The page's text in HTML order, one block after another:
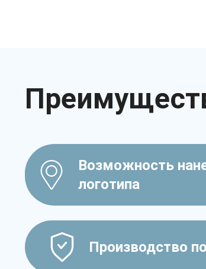
Возможность
логотипа
Производство